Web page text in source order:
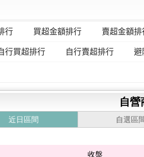
行 買超金額排行 賣超金額排
行買超排行 自行賣超排行 避